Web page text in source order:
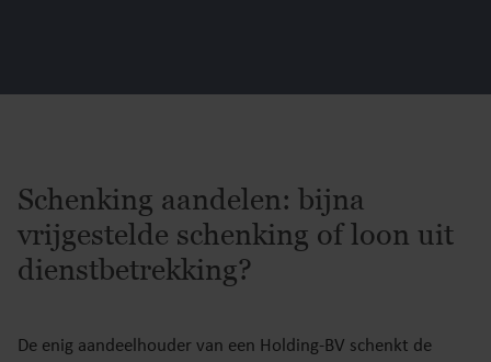
Schenking aandelen: bijna
vrijgestelde schenking of loon uit
dienstbetrekking?
De enig aandeelhouder van een Holding-BV schenkt de